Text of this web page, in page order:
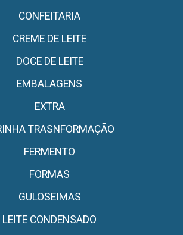
CONFEITARIA
CREME DE LEITE
DOCE DE LEITE
EMBALAGENS
EXTRA
TRASNFORMAÇÃO
FERMENTO
FORMAS
GULOSEIMAS
LEITE CONDENSADO